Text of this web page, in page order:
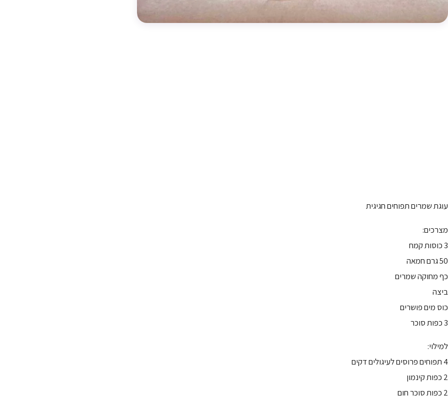
עוגת שמרים תפוחים חגיגית
מצרכים:
3 כוסות קמח
50 גרם חמאה
כף מחוקה שמרים
ביצה
כוס מים פושרים
3 כפות סוכר
למילוי:
4 תפוחים פרוסים לעיגולים דקים
2 כפות קינמון
2 כפות סוכר חום